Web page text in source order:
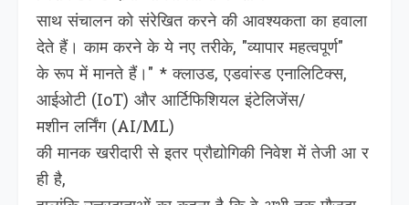
साथ संचालन को संरेखित करने की आवश्यकता का हवाला
देते हैं। काम करने के ये नए तरीके, "व्यापार महत्वपूर्ण"
के रूप में मानते हैं।" * क्लाउड, एडवांस्ड एनालिटिक्स,
आईओटी (IoT) और आर्टिफिशियल इंटेलिजेंस/
मशीन लर्निंग (AI/ML)
की मानक खरीदारी से इतर प्रौद्योगिकी निवेश में तेजी आ र
ही है,